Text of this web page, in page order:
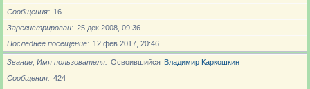
Сообщения
16
Зарегистрирован
25 дек 2008, 09:36
Последнее посещение
12 фев 2017, 20:46
Звание, Имя пользователя Освоившийся Владимир Каркошкин
Сообщения
424